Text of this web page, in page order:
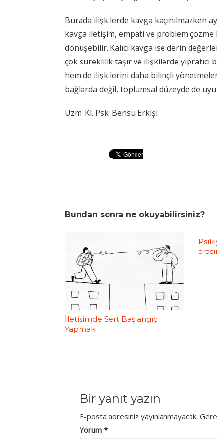
Burada ilişkilerde kavga kaçınılmazken
kavga iletişim, empati ve problem
dönüşebilir. Kalıcı kavga ise derin
çok süreklilik taşır ve ilişkilerde
hem de ilişkilerini daha bilinçli
bağlarda değil, toplumsal düzeyde de
Uzm. Kl. Psk. Bensu Erkişi
Bundan sonra ne okuyabilirsiniz?
İletişimde Sert Başlangıç
Yapmak
Bir yanıt yazın
E-posta adresiniz yayınlanmayacak.
Yorum *